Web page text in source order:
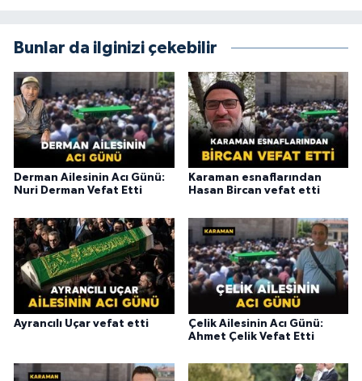
Bunlar da ilginizi çekebilir
Derman Ailesinin Acı Günü:
Nuri Derman Vefat Etti
Karaman esnaflarından
Hasan Bircan vefat etti
Ayrancılı Uçar vefat etti
Çelik Ailesinin Acı Günü:
Ahmet Çelik Vefat Etti